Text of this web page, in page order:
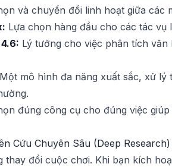
và chuyển đổi linh hoạt giữa
Lựa chọn hàng đầu cho các tác
Lý tưởng cho việc phân tích văn
Một mô hình đa năng xuất sắc, xử
đúng công cụ cho đúng việc
Cứu Chuyên Sâu (Deep
thay đổi cuộc chơi. Khi bạn kích